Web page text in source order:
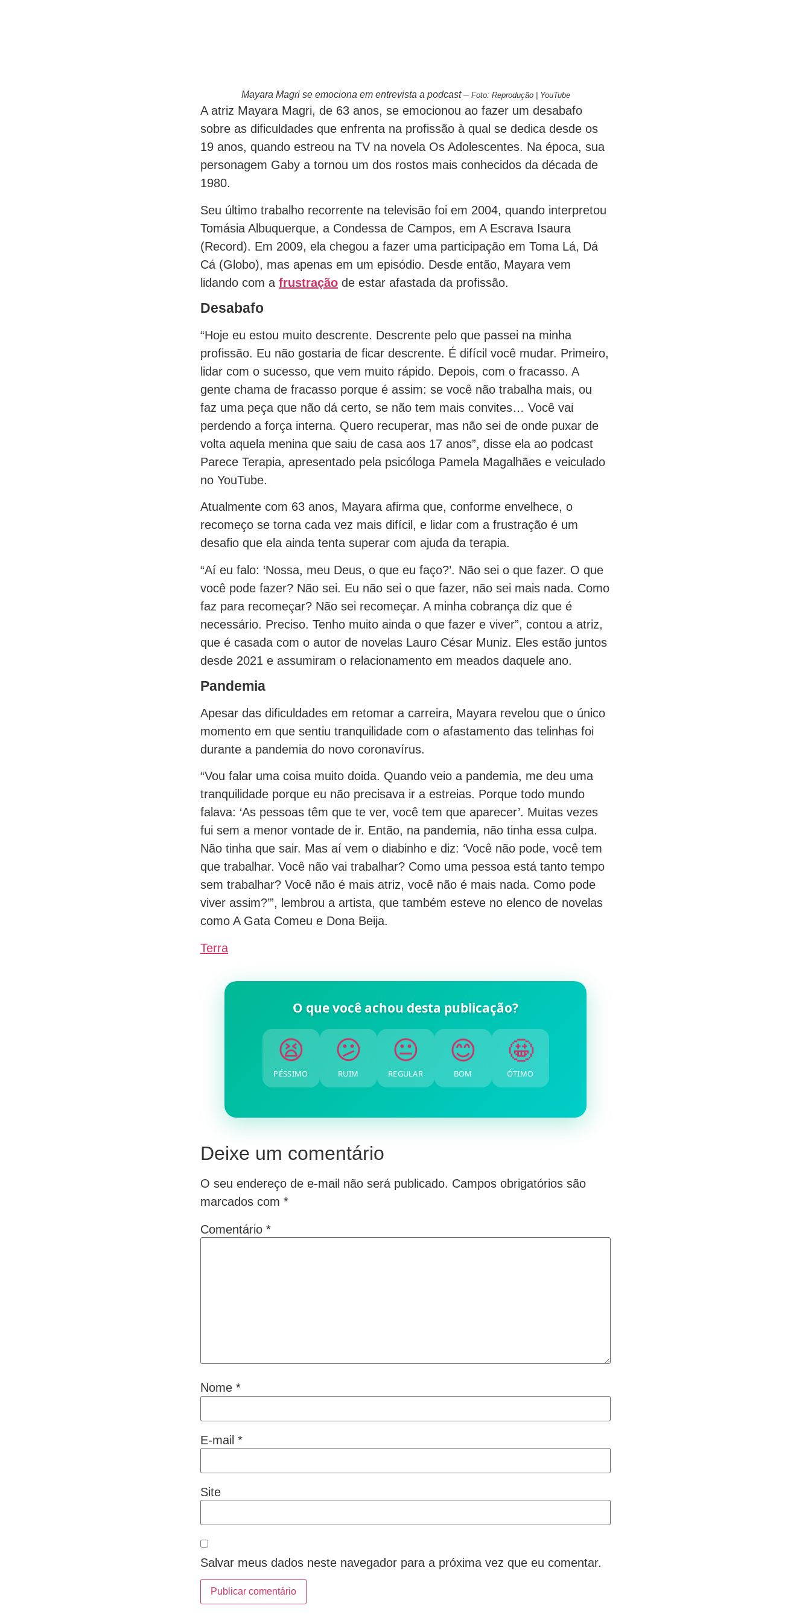
Mayara Magri se emociona em entrevista a podcast – Foto: Reprodução | YouTube
A atriz Mayara Magri, de 63 anos, se emocionou ao fazer um desabafo
sobre as dificuldades que enfrenta na profissão à qual se dedica desde os
19 anos, quando estreou na TV na novela Os Adolescentes. Na época, sua
personagem Gaby a tornou um dos rostos mais conhecidos da década de
1980.
Seu último trabalho recorrente na televisão foi em 2004, quando interpretou
Tomásia Albuquerque, a Condessa de Campos, em A Escrava Isaura
(Record). Em 2009, ela chegou a fazer uma participação em Toma Lá, Dá
Cá (Globo), mas apenas em um episódio. Desde então, Mayara vem
lidando com a frustração de estar afastada da profissão.
Desabafo
“Hoje eu estou muito descrente. Descrente pelo que passei na minha
profissão. Eu não gostaria de ficar descrente. É difícil você mudar. Primeiro,
lidar com o sucesso, que vem muito rápido. Depois, com o fracasso. A
gente chama de fracasso porque é assim: se você não trabalha mais, ou
faz uma peça que não dá certo, se não tem mais convites… Você vai
perdendo a força interna. Quero recuperar, mas não sei de onde puxar de
volta aquela menina que saiu de casa aos 17 anos”, disse ela ao podcast
Parece Terapia, apresentado pela psicóloga Pamela Magalhães e veiculado
no YouTube.
Atualmente com 63 anos, Mayara afirma que, conforme envelhece, o
recomeço se torna cada vez mais difícil, e lidar com a frustração é um
desafio que ela ainda tenta superar com ajuda da terapia.
“Aí eu falo: ‘Nossa, meu Deus, o que eu faço?’. Não sei o que fazer. O que
você pode fazer? Não sei. Eu não sei o que fazer, não sei mais nada. Como
faz para recomeçar? Não sei recomeçar. A minha cobrança diz que é
necessário. Preciso. Tenho muito ainda o que fazer e viver”, contou a atriz,
que é casada com o autor de novelas Lauro César Muniz. Eles estão juntos
desde 2021 e assumiram o relacionamento em meados daquele ano.
Pandemia
Apesar das dificuldades em retomar a carreira, Mayara revelou que o único
momento em que sentiu tranquilidade com o afastamento das telinhas foi
durante a pandemia do novo coronavírus.
“Vou falar uma coisa muito doida. Quando veio a pandemia, me deu uma
tranquilidade porque eu não precisava ir a estreias. Porque todo mundo
falava: ‘As pessoas têm que te ver, você tem que aparecer’. Muitas vezes
fui sem a menor vontade de ir. Então, na pandemia, não tinha essa culpa.
Não tinha que sair. Mas aí vem o diabinho e diz: ‘Você não pode, você tem
que trabalhar. Você não vai trabalhar? Como uma pessoa está tanto tempo
sem trabalhar? Você não é mais atriz, você não é mais nada. Como pode
viver assim?’”, lembrou a artista, que também esteve no elenco de novelas
como A Gata Comeu e Dona Beija.
Terra
O que você achou desta publicação?
😫
PÉSSIMO
😕
RUIM
😐
REGULAR
😊
BOM
🤩
ÓTIMO
Deixe um comentário
O seu endereço de e-mail não será publicado. Campos obrigatórios são
marcados com *
Comentário *
Nome *
E-mail *
Site
Salvar meus dados neste navegador para a próxima vez que eu comentar.